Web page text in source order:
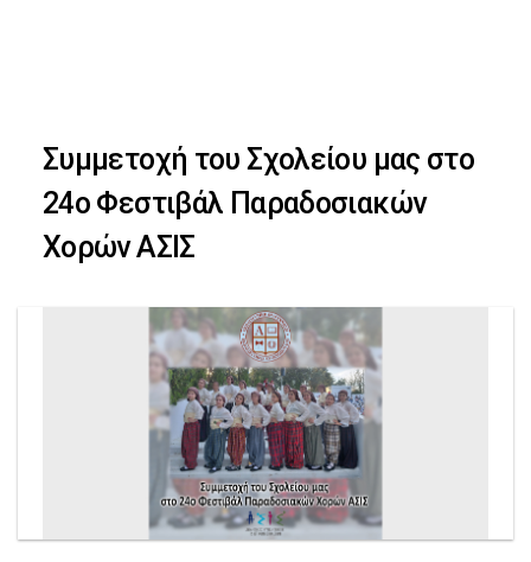
navigation
to
content
Συμμετοχή του Σχολείου μας στο
24ο Φεστιβάλ Παραδοσιακών
Χορών ΑΣΙΣ